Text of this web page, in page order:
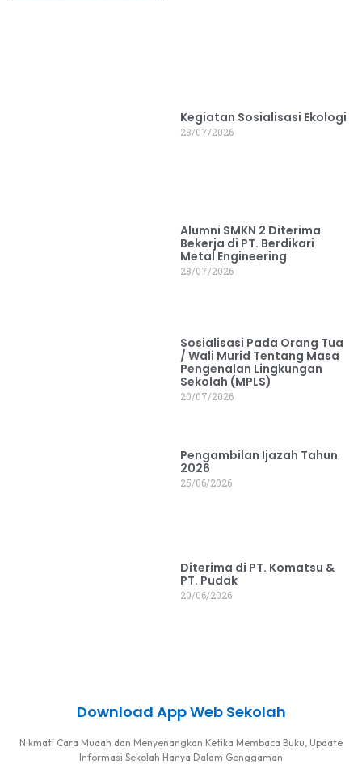
Kegiatan Sosialisasi Ekologi
28/07/2026
Alumni SMKN 2 Diterima
Bekerja di PT. Berdikari
Metal Engineering
28/07/2026
Sosialisasi Pada Orang Tua
/ Wali Murid Tentang Masa
Pengenalan Lingkungan
Sekolah (MPLS)
20/07/2026
Pengambilan Ijazah Tahun
2026
25/06/2026
Diterima di PT. Komatsu &
PT. Pudak
20/06/2026
Download App Web Sekolah
Nikmati Cara Mudah dan Menyenangkan Ketika Membaca Buku, Update
Informasi Sekolah Hanya Dalam Genggaman